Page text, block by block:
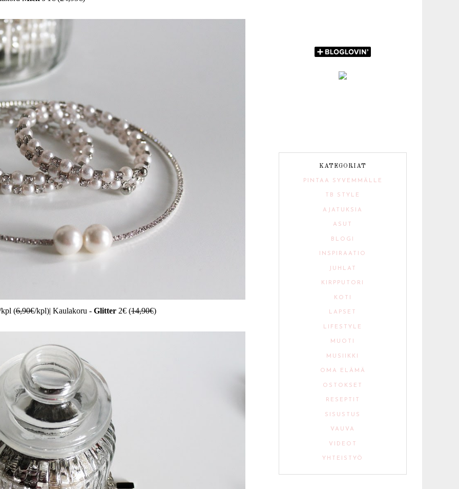
(6,90€/kpl)| Kaulakoru - Glitter2€ (14,90€)
KATEGORIAT
PINTAA SYVEMMÄLLE
TB STYLE
AJATUKSIA
ASUT
BLOGI
INSPIRAATIO
JUHLAT
KIRPPUTORI
KOTI
LAPSET
LIFESTYLE
MUOTI
MUSIIKKI
OMA ELÄMÄ
OSTOKSET
RESEPTIT
SISUSTUS
VAUVA
VIDEOT
YHTEISTYÖ